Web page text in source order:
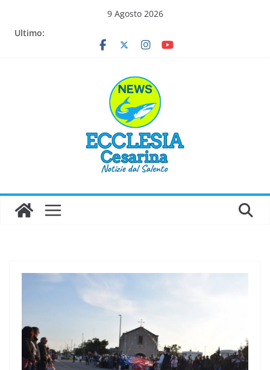
9 Agosto 2026
Ultimo: